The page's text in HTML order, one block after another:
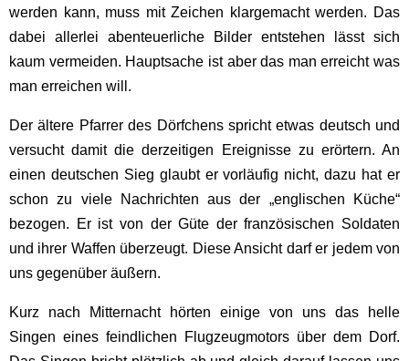
werden kann, muss mit Zeichen klargemacht werden. Das
dabei allerlei abenteuerliche Bilder entstehen lässt sich
kaum vermeiden. Hauptsache ist aber das man erreicht was
man erreichen will.
Der ältere Pfarrer des Dörfchens spricht etwas deutsch und
versucht damit die derzeitigen Ereignisse zu erörtern. An
einen deutschen Sieg glaubt er vorläufig nicht, dazu hat er
schon zu viele Nachrichten aus der „englischen Küche“
bezogen. Er ist von der Güte der französischen Soldaten
und ihrer Waffen überzeugt. Diese Ansicht darf er jedem von
uns gegenüber äußern.
Kurz nach Mitternacht hörten einige von uns das helle
Singen eines feindlichen Flugzeugmotors über dem Dorf.